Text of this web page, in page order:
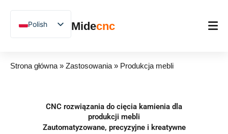
容
Midecnc
Strona główna
Zastosowania
Polish
English
French
Spanish
Strona główna » Zastosowania » Produkcja mebli
CNC rozwiązania do cięcia kamienia dla
produkcji mebli
Zautomatyzowane, precyzyjne i kreatywne